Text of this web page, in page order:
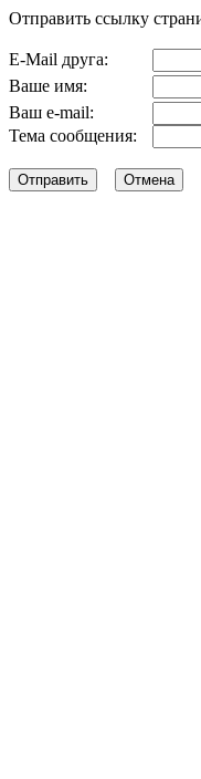
Отправить ссылку
E-Mail друга:
Ваше имя:
Ваш e-mail:
Тема сообщения: